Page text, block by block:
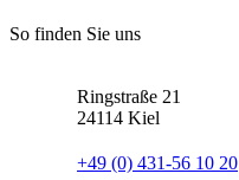
So finden Sie uns
Ringstraße 21
24114 Kiel
+49 (0) 431-56 10 20